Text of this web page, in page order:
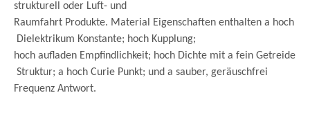
strukturell oder Luft- und
Raumfahrt Produkte. Material Eigenschaften enthalten a hoch
Dielektrikum Konstante; hoch Kupplung;
hoch aufladen Empfindlichkeit; hoch Dichte mit a fein Getreide
Struktur; a hoch Curie Punkt; und a sauber, geräuschfrei
Frequenz Antwort.